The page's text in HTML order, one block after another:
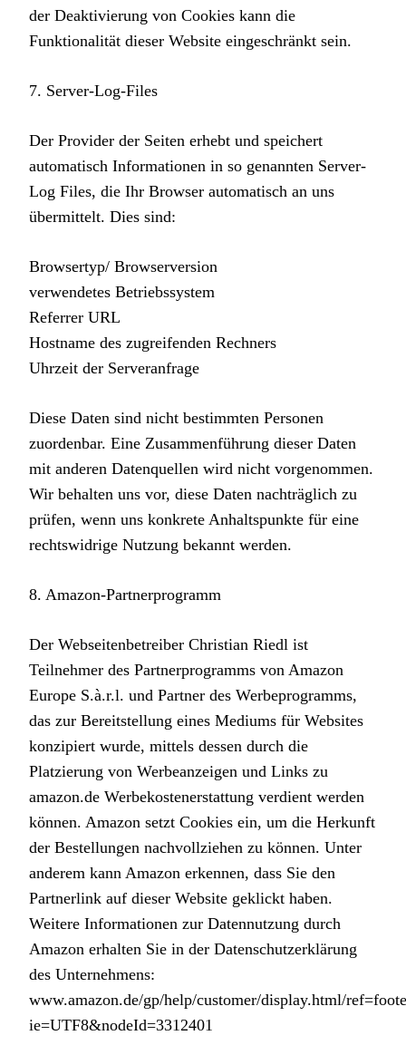
der Deaktivierung von Cookies kann die
Funktionalität dieser Website eingeschränkt sein.
7. Server-Log-Files
Der Provider der Seiten erhebt und speichert
automatisch Informationen in so genannten Server-
Log Files, die Ihr Browser automatisch an uns
übermittelt. Dies sind:
Browsertyp/ Browserversion
verwendetes Betriebssystem
Referrer URL
Hostname des zugreifenden Rechners
Uhrzeit der Serveranfrage
Diese Daten sind nicht bestimmten Personen
zuordenbar. Eine Zusammenführung dieser Daten
mit anderen Datenquellen wird nicht vorgenommen.
Wir behalten uns vor, diese Daten nachträglich zu
prüfen, wenn uns konkrete Anhaltspunkte für eine
rechtswidrige Nutzung bekannt werden.
8. Amazon-Partnerprogramm
Der Webseitenbetreiber Christian Riedl ist
Teilnehmer des Partnerprogramms von Amazon
Europe S.à.r.l. und Partner des Werbeprogramms,
das zur Bereitstellung eines Mediums für Websites
konzipiert wurde, mittels dessen durch die
Platzierung von Werbeanzeigen und Links zu
amazon.de Werbekostenerstattung verdient werden
können. Amazon setzt Cookies ein, um die Herkunft
der Bestellungen nachvollziehen zu können. Unter
anderem kann Amazon erkennen, dass Sie den
Partnerlink auf dieser Website geklickt haben.
Weitere Informationen zur Datennutzung durch
Amazon erhalten Sie in der Datenschutzerklärung
des Unternehmens:
www.amazon.de/gp/help/customer/display.html/
ie=UTF8&nodeId=3312401